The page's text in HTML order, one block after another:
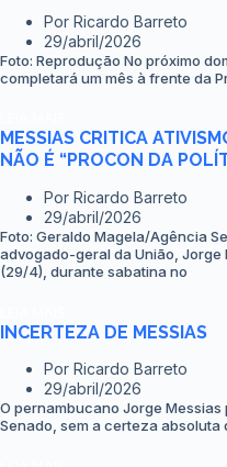
Por Ricardo Barreto
29/abril/2026
Foto: Reprodução No próximo
completará um mês à frente da
MESSIAS CRITICA
NÃO É “PROCON DA
Por Ricardo Barreto
29/abril/2026
Foto: Geraldo Magela/Agência
advogado-geral da União,
(29/4), durante sabatina no
INCERTEZA DE MESSIAS
Por Ricardo Barreto
29/abril/2026
O pernambucano Jorge
Senado, sem a certeza absoluta